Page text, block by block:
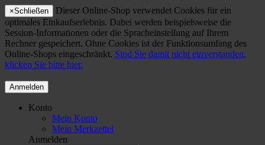
×Schließen
Dieser Online-Shop verwendet Cookies für ein
optimales Einkaufserlebnis. Dabei werden beispielsweise die
Session-Informationen oder die Spracheinstellung auf Ihrem
Rechner gespeichert. Ohne Cookies ist der Funktionsumfang des
Online-Shops eingeschränkt. Sind Sie damit nicht einverstanden,
klicken Sie bitte hier.
Anmelden
Konto
Mein Konto
Mein Merkzettel
Anmelden